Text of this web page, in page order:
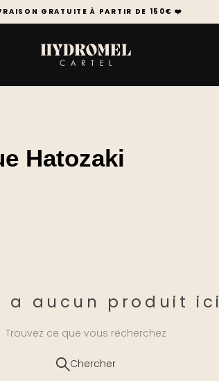
GRATUITE À PARTIR DE 150€ ❤️
Hatozaki
a aucun produit ici
Trouvez ce que vous recherchez
Chercher